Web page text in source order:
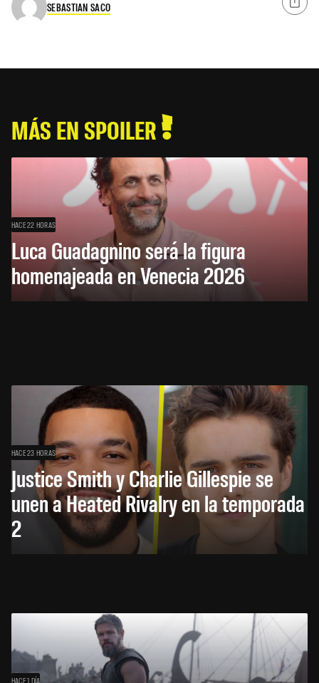
SEBASTIAN SACO
MÁS EN SPOILER
HACE 22 HORAS
Luca Guadagnino será la figura
homenajeada en Venecia 2026
HACE 23 HORAS
Justice Smith y Charlie Gillespie se
unen a Heated Rivalry en la temporada
2
HACE 1 DÍA